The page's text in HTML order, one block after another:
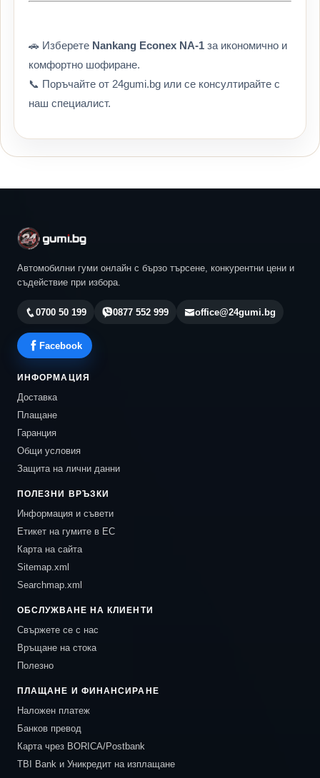
🚗 Изберете Nankang Econex NA-1 за икономично и
комфортно шофиране.
📞 Поръчайте от 24gumi.bg или се консултирайте с
наш специалист.
Автомобилни гуми онлайн с бързо търсене, конкурентни цени и
съдействие при избора.
0700 50 199 0877 552 999 office@24gumi.bg
Facebook
ИНФОРМАЦИЯ
Доставка
Плащане
Гаранция
Общи условия
Защита на лични данни
ПОЛЕЗНИ ВРЪЗКИ
Информация и съвети
Етикет на гумите в ЕС
Карта на сайта
Sitemap.xml
Searchmap.xml
ОБСЛУЖВАНЕ НА КЛИЕНТИ
Свържете се с нас
Връщане на стока
Полезно
ПЛАЩАНЕ И ФИНАНСИРАНЕ
Наложен платеж
Банков превод
Карта чрез BORICA/Postbank
TBI Bank и Уникредит на изплащане